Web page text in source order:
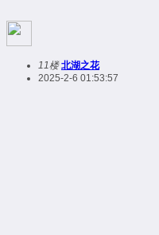
11楼 北湖之花
2025-2-6 01:53:57